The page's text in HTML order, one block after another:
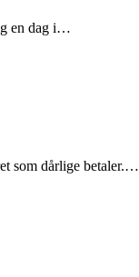
en dag i…
som dårlige betaler.…